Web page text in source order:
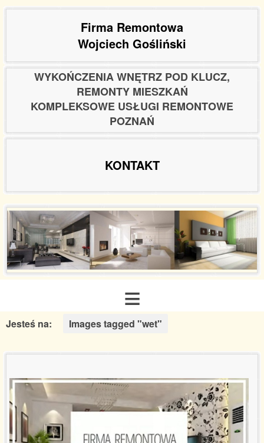
Firma Remontowa
Wojciech Gośliński
WYKOŃCZENIA WNĘTRZ POD KLUCZ,
REMONTY MIESZKAŃ
KOMPLEKSOWE USŁUGI REMONTOWE
POZNAŃ
KONTAKT
Strona główna
Zakres usług
Galeria realizacji
≡
Jesteś na: Images tagged "wet"